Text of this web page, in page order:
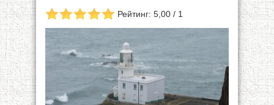
Рейтинг: 5,00 / 1